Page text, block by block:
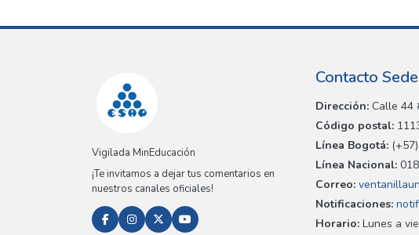
Vigilada MinEducación
¡Te invitamos a dejar tus comentarios en
nuestros canales oficiales!
Contacto
Dirección: Calle 44
Código postal:
Línea Bogotá:
Línea Nacional:
Correo:
Notificaciones:
Horario: Lunes a